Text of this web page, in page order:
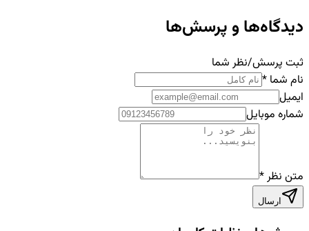
دیدگاه‌ها و پرسش‌ها
ثبت پرسش/نظر شما
نام شما *
ایمیل
شماره موبایل
متن نظر*
ارسال